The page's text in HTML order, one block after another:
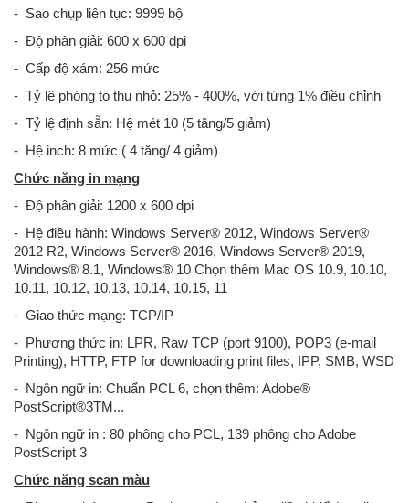
- Sao chụp liên tục: 9999 bộ
- Độ phân giải: 600 x 600 dpi
- Cấp độ xám: 256 mức
- Tỷ lệ phóng to thu nhỏ: 25% - 400%, với từng 1% điều chỉnh
- Tỷ lệ định sẵn: Hệ mét 10 (5 tăng/5 giảm)
- Hệ inch: 8 mức ( 4 tăng/ 4 giảm)
Chức năng in mạng
- Độ phân giải: 1200 x 600 dpi
- Hệ điều hành: Windows Server® 2012, Windows Server®
2012 R2, Windows Server® 2016, Windows Server® 2019,
Windows® 8.1, Windows® 10 Chọn thêm Mac OS 10.9, 10.10,
10.11, 10.12, 10.13, 10.14, 10.15, 11
- Giao thức mạng: TCP/IP
- Phương thức in: LPR, Raw TCP (port 9100), POP3 (e-mail
Printing), HTTP, FTP for downloading print files, IPP, SMB, WSD
- Ngôn ngữ in: Chuẩn PCL 6, chọn thêm: Adobe®
PostScript®3TM...
- Ngôn ngữ in : 80 phông cho PCL, 139 phông cho Adobe
PostScript 3
Chức năng scan màu